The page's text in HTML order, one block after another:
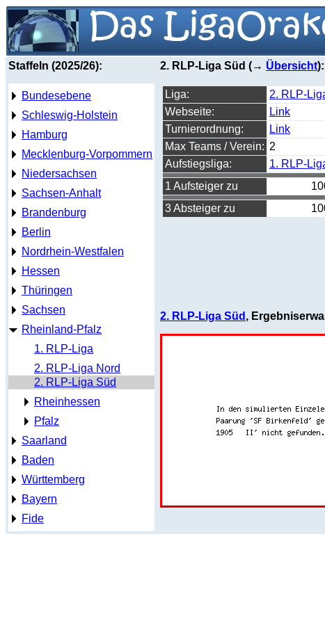
Staffeln (2025/26):
Bundesebene
Schleswig-Holstein
Hamburg
Mecklenburg-Vorpommern
Niedersachsen
Sachsen-Anhalt
Brandenburg
Berlin
Nordrhein-Westfalen
Hessen
Thüringen
Sachsen
Rheinland-Pfalz
1. RLP-Liga
2. RLP-Liga Nord
2. RLP-Liga Süd
Rheinhessen
Pfalz
Saarland
Baden
Württemberg
Bayern
Fide
2. RLP-Liga Süd (→ Übersicht):
Liga:
2. RLP-
Webseite:
Link
Turnierordnung:
Link
Max Teams / Verein: 2
Aufstiegsliga:
1. RLP-
1 Aufsteiger zu
3 Absteiger zu
2. RLP-Liga Süd ,